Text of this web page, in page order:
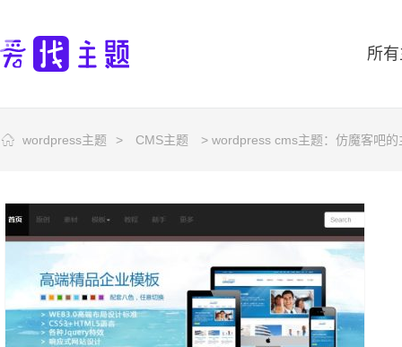
所
wordpress主题 > CMS主题 > wordpress cms主题：仿魔客吧